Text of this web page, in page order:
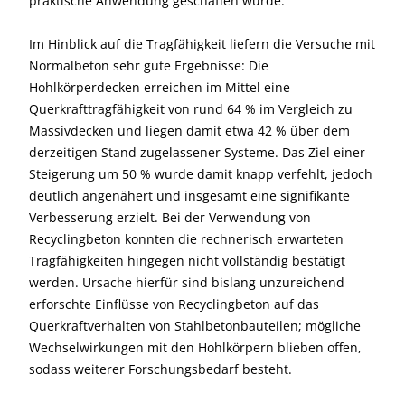
Im Hinblick auf die Tragfähigkeit liefern die Versuche mit
Normalbeton sehr gute Ergebnisse: Die
Hohlkörperdecken erreichen im Mittel eine
Querkrafttragfähigkeit von rund 64 % im Vergleich zu
Massivdecken und liegen damit etwa 42 % über dem
derzeitigen Stand zugelassener Systeme. Das Ziel einer
Steigerung um 50 % wurde damit knapp verfehlt, jedoch
deutlich angenähert und insgesamt eine signifikante
Verbesserung erzielt. Bei der Verwendung von
Recyclingbeton konnten die rechnerisch erwarteten
Tragfähigkeiten hingegen nicht vollständig bestätigt
werden. Ursache hierfür sind bislang unzureichend
erforschte Einflüsse von Recyclingbeton auf das
Querkraftverhalten von Stahlbetonbauteilen; mögliche
Wechselwirkungen mit den Hohlkörpern blieben offen,
sodass weiterer Forschungsbedarf besteht.